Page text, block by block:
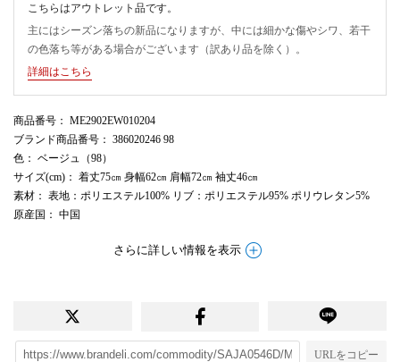
こちらはアウトレット品です。
主にはシーズン落ちの新品になりますが、中には細かな傷やシワ、若干
の色落ち等がある場合がございます（訳あり品を除く）。
詳細はこちら
商品番号 ： ME2902EW010204
ブランド商品番号 ： 386020246 98
色 ： ベージュ（98）
サイズ(cm) ： 着丈75㎝ 身幅62㎝ 肩幅72㎝ 袖丈46㎝
素材 ： 表地：ポリエステル100% リブ：ポリエステル95% ポリウレタン5%
原産国 ： 中国
さらに詳しい情報を表示
URLをコピー